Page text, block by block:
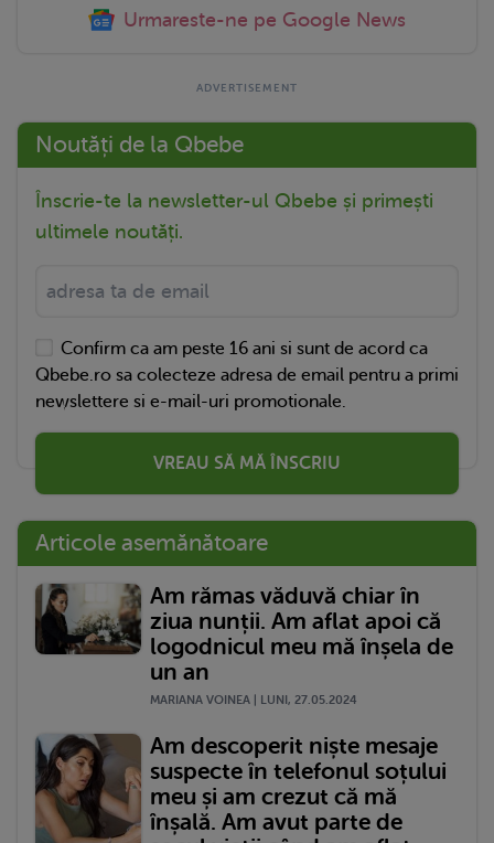
Urmareste-ne pe Google News
Noutăți de la Qbebe
Înscrie-te la newsletter-ul Qbebe și primești
ultimele noutăți.
Confirm ca am peste 16 ani si sunt de acord ca
Qbebe.ro sa colecteze adresa de email pentru a primi
newslettere si e-mail-uri promotionale.
VREAU SĂ MĂ ÎNSCRIU
Articole asemănătoare
Am rămas văduvă chiar în
ziua nunții. Am aflat apoi că
logodnicul meu mă înșela de
un an
MARIANA VOINEA | LUNI, 27.05.2024
Am descoperit niște mesaje
suspecte în telefonul soțului
meu și am crezut că mă
înșală. Am avut parte de